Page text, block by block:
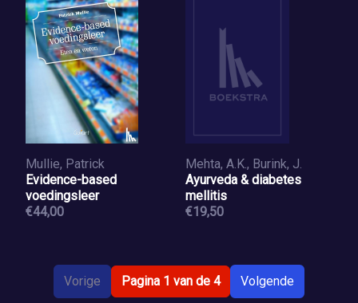
Mullie, Patrick
Evidence-based
voedingsleer
€44,00
Mehta, A.K., Burink, J.
Ayurveda & diabetes
mellitis
€19,50
Vorige Pagina 1 van de 4 Volgende